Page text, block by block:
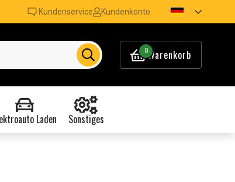
Kundenservice Kundenkonto
0Warenkorb
Laden Sonstiges